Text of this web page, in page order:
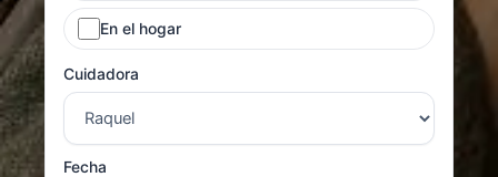
En el hogar
Cuidadora
Fecha